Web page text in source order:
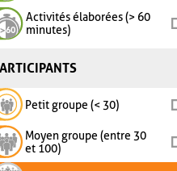
Activités élaborées (> 60
minutes)
Petit groupe (< 30)
Moyen groupe (entre 30
et 100)